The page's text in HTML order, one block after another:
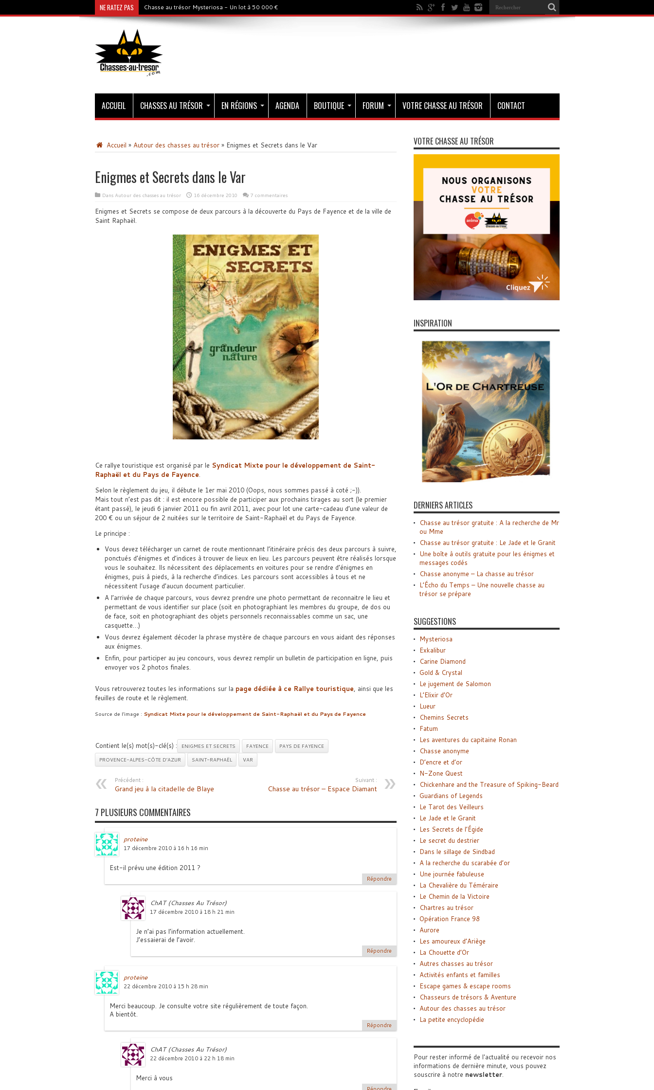
NE RATEZ PAS Chasse au trésor Mysteriosa - Un lot à 50 000 €
ACCUEIL CHASSES AU TRÉSOR EN RÉGIONS AGENDA BOUTIQUE FORUM VOTRE CHASSE AU TRÉSOR CONTACT
Accueil » Autour des chasses au trésor » Enigmes et Secrets dans le Var
Enigmes et Secrets dans le Var
Dans Autour des chasses au trésor 16 décembre 2010 7 commentaires
Enigmes et Secrets se compose de deux parcours à la découverte du Pays de Fayence et de la ville de
Saint Raphaël.
Ce rallye touristique est organisé par le Syndicat Mixte pour le développement de Saint-
Raphaël et du Pays de Fayence.
Selon le règlement du jeu, il débute le 1er mai 2010 (Oops, nous sommes passé à coté ;-)).
Mais tout n’est pas dit : il est encore possible de participer aux prochains tirages au sort (le premier
étant passé), le jeudi 6 janvier 2011 ou fin avril 2011, avec pour lot une carte-cadeau d’une valeur de
200 € ou un séjour de 2 nuitées sur le territoire de Saint-Raphaël et du Pays de Fayence.
Le principe :
Vous devez télécharger un carnet de route mentionnant l’itinéraire précis des deux parcours à suivre,
ponctués d’énigmes et d’indices à trouver de lieux en lieu. Les parcours peuvent être réalisés lorsque
vous le souhaitez. Ils nécessitent des déplacements en voitures pour se rendre d’énigmes en
énigmes, puis à pieds, à la recherche d’indices. Les parcours sont accessibles à tous et ne
nécessitent l’usage d’aucun document particulier.
A l’arrivée de chaque parcours, vous devrez prendre une photo permettant de reconnaitre le lieu et
permettant de vous identifier sur place (soit en photographiant les membres du groupe, de dos ou
de face, soit en photographiant des objets personnels reconnaissables comme un sac, une
casquette…)
Vous devrez également décoder la phrase mystère de chaque parcours en vous aidant des réponses
aux énigmes.
Enfin, pour participer au jeu concours, vous devrez remplir un bulletin de participation en ligne, puis
envoyer vos 2 photos finales.
Vous retrouverez toutes les informations sur la page dédiée à ce Rallye touristique, ainsi que les
feuilles de route et le règlement.
Source de l’image : Syndicat Mixte pour le développement de Saint-Raphaël et du Pays de Fayence
Contient le(s) mot(s)-clé(s) : ENIGMES ET SECRETS FAYENCE
PAYS DE FAYENCE
PROVENCE-ALPES-CÔTE D’AZUR
SAINT-RAPHAËL VAR
Précédent :
Grand jeu à la citadelle de Blaye
Suivant :
Chasse au trésor – Espace Diamant
7 PLUSIEURS COMMENTAIRES
proteine
17 décembre 2010 à 16 h 16 min
Est-il prévu une édition 2011 ?
Répondre
ChAT (Chasses Au Trésor)
17 décembre 2010 à 18 h 21 min
Je n’ai pas l’information actuellement.
J’essaierai de l’avoir.
Répondre
proteine
22 décembre 2010 à 15 h 28 min
Merci beaucoup. Je consulte votre site régulièrement de toute façon.
A bientôt.
Répondre
ChAT (Chasses Au Trésor)
22 décembre 2010 à 22 h 18 min
Merci à vous
VOTRE CHASSE AU TRÉSOR
INSPIRATION
DERNIERS ARTICLES
Chasse au trésor gratuite : A la recherche de Mr
ou Mme
Chasse au trésor gratuite : Le Jade et le Granit
Une boîte à outils gratuite pour les énigmes et
messages codés
Chasse anonyme – La chasse au trésor
L’Écho du Temps – Une nouvelle chasse au
trésor se prépare
SUGGESTIONS
Mysteriosa
Exkalibur
Carine Diamond
Gold & Crystal
Le jugement de Salomon
L’Elixir d’Or
Lueur
Chemins Secrets
Fatum
Les aventures du capitaine Ronan
Chasse anonyme
D’encre et d’or
N-Zone Quest
Chickenhare and the Treasure of Spiking-Beard
Guardians of Legends
Le Tarot des Veilleurs
Le Jade et le Granit
Les Secrets de l’Égide
Le secret du destrier
Dans le sillage de Sindbad
A la recherche du scarabée d’or
Une journée fabuleuse
La Chevalière du Téméraire
Le Chemin de la Victoire
Chartres au trésor
Opération France 98
Aurore
Les amoureux d’Ariège
La Chouette d’Or
Autres chasses au trésor
Activités enfants et familles
Escape games & escape rooms
Chasseurs de trésors & Aventure
Autour des chasses au trésor
La petite encyclopédie
Pour rester informé de l'actualité ou recevoir nos
informations de dernière minute, vous pouvez
souscrire à notre newsletter.